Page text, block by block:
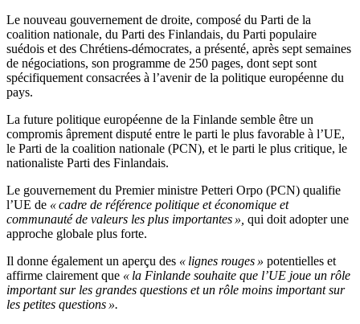
Le nouveau gouvernement de droite, composé du Parti de la
coalition nationale, du Parti des Finlandais, du Parti populaire
suédois et des Chrétiens-démocrates, a présenté, après sept semaines
de négociations, son programme de 250 pages, dont sept sont
spécifiquement consacrées à l’avenir de la politique européenne du
pays.
La future politique européenne de la Finlande semble être un
compromis âprement disputé entre le parti le plus favorable à l’UE,
le Parti de la coalition nationale (PCN), et le parti le plus critique, le
nationaliste Parti des Finlandais.
Le gouvernement du Premier ministre Petteri Orpo (PCN) qualifie
l’UE de « cadre de référence politique et économique et
communauté de valeurs les plus importantes », qui doit adopter une
approche globale plus forte.
Il donne également un aperçu des « lignes rouges » potentielles et
affirme clairement que « la Finlande souhaite que l’UE joue un rôle
important sur les grandes questions et un rôle moins important sur
les petites questions ».